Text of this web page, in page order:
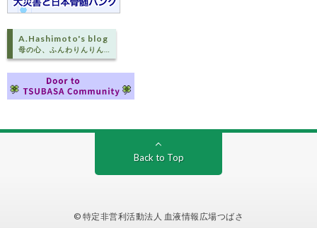
A.Hashimoto's blog
母の心、ふんわりんりん…
Back to Top
© 特定非営利活動法人 血液情報広場つばさ